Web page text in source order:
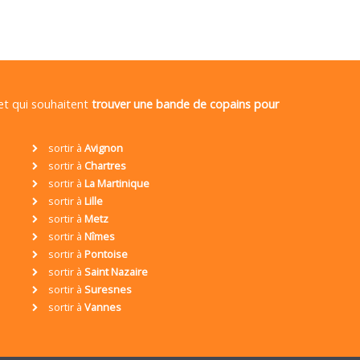
qui souhaitent trouver une bande de copains pour
sortir à Avignon
sortir à Chartres
sortir à La Martinique
sortir à Lille
sortir à Metz
sortir à Nîmes
sortir à Pontoise
sortir à Saint Nazaire
sortir à Suresnes
sortir à Vannes